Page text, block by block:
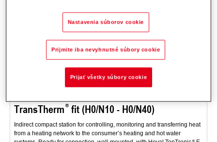
TransTherm fit (H0/N10 - H0/N40)
Indirect compact station for controlling, monitoring and transferring heat
from a heating network to the consumer’s heating and hot water
Nastavenia súborov cookie
Prijmite iba nevyhnutné súbory cookie
Prijať všetky súbory cookie